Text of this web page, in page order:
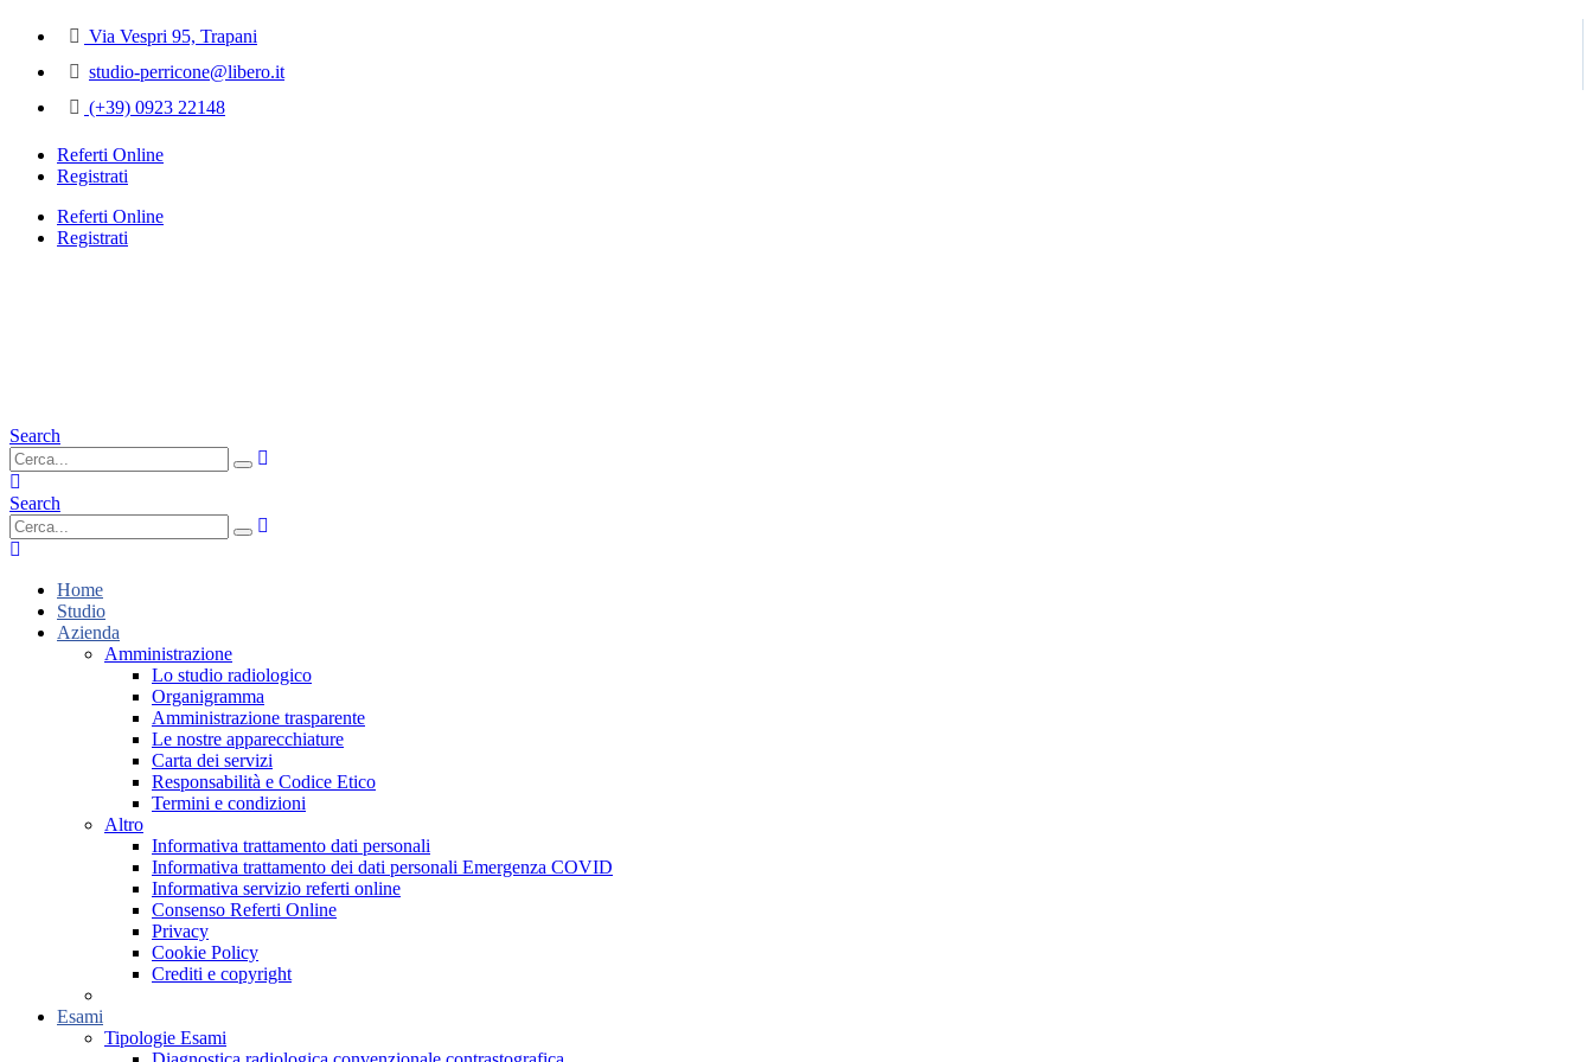
Via Vespri 95, Trapani
studio-perricone@libero.it
(+39) 0923 22148
Referti Online
Registrati
Referti Online
Registrati
Search
Search
Home
Studio
Azienda
Amministrazione
Lo studio radiologico
Organigramma
Amministrazione trasparente
Le nostre apparecchiature
Carta dei servizi
Responsabilità e Codice Etico
Termini e condizioni
Altro
Informativa trattamento dati personali
Informativa trattamento dei dati personali Emergenza COVID
Informativa servizio referti online
Consenso Referti Online
Privacy
Cookie Policy
Crediti e copyright
Esami
Tipologie Esami